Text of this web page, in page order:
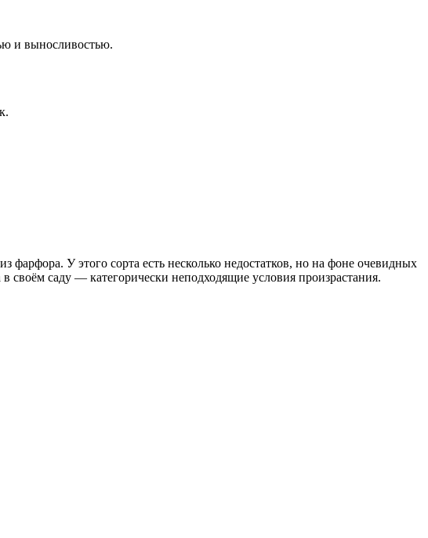
и выносливостью.
У этого сорта есть несколько недостатков, но на фоне очевидных
своём саду — категорически неподходящие условия произрастания.